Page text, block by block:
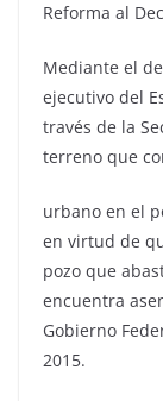
Reforma al
Mediante el
ejecutivo del
través de la
terreno que
urbano en el
en virtud de
pozo que
encuentra
Gobierno
2015.